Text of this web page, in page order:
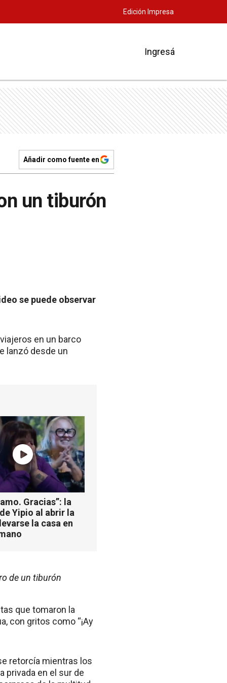
Edición Impresa
Ingresá
Añadir como fuente en
un tiburón
se puede observar
en un barco
lanzó desde un
Gracias”: la
Yipio al abrir la
la casa en
de un tiburón
que tomaron la
con gritos como “¡Ay
retorcía mientras los
privada en el sur de